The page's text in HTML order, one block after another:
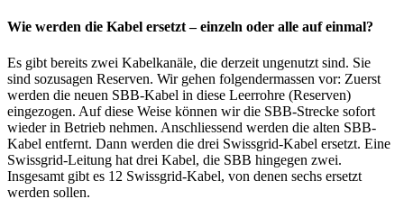
Wie werden die Kabel ersetzt – einzeln oder alle auf einmal?
Es gibt bereits zwei Kabelkanäle, die derzeit ungenutzt sind. Sie
sind sozusagen Reserven. Wir gehen folgendermassen vor: Zuerst
werden die neuen SBB-Kabel in diese Leerrohre (Reserven)
eingezogen. Auf diese Weise können wir die SBB-Strecke sofort
wieder in Betrieb nehmen. Anschliessend werden die alten SBB-
Kabel entfernt. Dann werden die drei Swissgrid-Kabel ersetzt. Eine
Swissgrid-Leitung hat drei Kabel, die SBB hingegen zwei.
Insgesamt gibt es 12 Swissgrid-Kabel, von denen sechs ersetzt
werden sollen.